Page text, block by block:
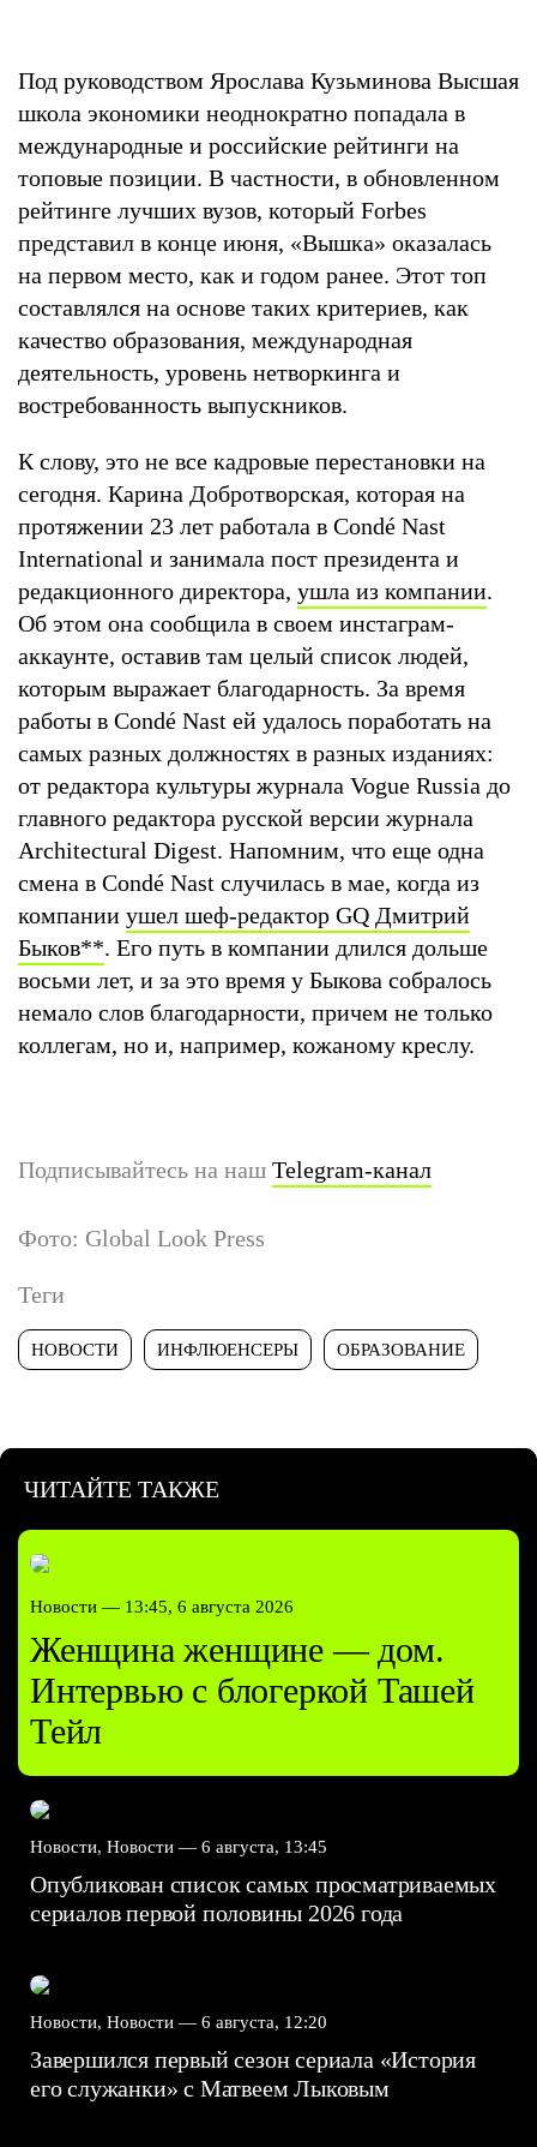
Под руководством Ярослава Кузьминова Высшая
школа экономики неоднократно попадала в
международные и российские рейтинги на
топовые позиции. В частности, в обновленном
рейтинге лучших вузов, который Forbes
представил в конце июня, «Вышка» оказалась
на первом место, как и годом ранее. Этот топ
составлялся на основе таких критериев, как
качество образования, международная
деятельность, уровень нетворкинга и
востребованность выпускников.
К слову, это не все кадровые перестановки на
сегодня. Карина Добротворская, которая на
протяжении 23 лет работала в Condé Nast
International и занимала пост президента и
редакционного директора, ушла из компании.
Об этом она сообщила в своем инстаграм-
аккаунте, оставив там целый список людей,
которым выражает благодарность. За время
работы в Condé Nast ей удалось поработать на
самых разных должностях в разных изданиях:
от редактора культуры журнала Vogue Russia до
главного редактора русской версии журнала
Architectural Digest. Напомним, что еще одна
смена в Condé Nast случилась в мае, когда из
компании ушел шеф-редактор GQ Дмитрий
Быков**. Его путь в компании длился дольше
восьми лет, и за это время у Быкова собралось
немало слов благодарности, причем не только
коллегам, но и, например, кожаному креслу.
Подписывайтесь на наш Telegram-канал
Фото: Global Look Press
Теги
НОВОСТИ ИНФЛЮЕНСЕРЫ ОБРАЗОВАНИЕ
ЧИТАЙТЕ ТАКЖЕ
Новости — 13:45, 6 августа 2026
Женщина женщине — дом.
Интервью с блогеркой Ташей
Тейл
Новости, Новости — 6 августа, 13:45
Опубликован список самых просматриваемых
сериалов первой половины 2026 года
Новости, Новости — 6 августа, 12:20
Завершился первый сезон сериала «История
его служанки» с Матвеем Лыковым